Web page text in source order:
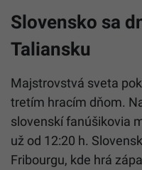
Slovensko sa
Taliansku
Majstrovstvá sveta
tretím hracím dňom.
slovenskí fanúšikovia
už od 12:20 h.
Fribourgu, kde hrá